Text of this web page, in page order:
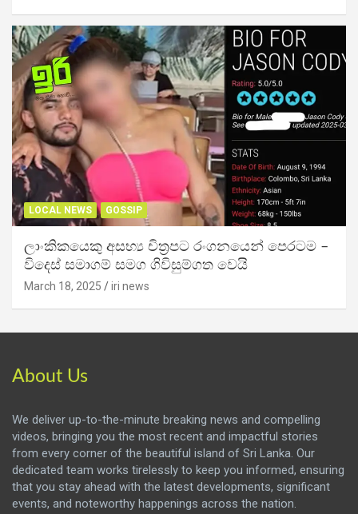
LOCAL NEWS GOSSIP
ලාංකිකයෙකු අසභ්‍ය චිත්‍රපට රංගනයෙන් පෙරටම –
විදෙස් සමාගම් සමග ගිවිසුම්ගත වෙයි
March 18, 2025 iri news
About Us
We deliver up-to-the-minute breaking news and compelling
videos, bringing you the most recent and impactful stories
from every corner of the beautiful island of Sri Lanka. Our
dedicated team works tirelessly to keep you informed, ensuring
that you stay ahead with the latest developments, significant
events, and noteworthy happenings across the nation.